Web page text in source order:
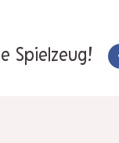
Spielzeug!